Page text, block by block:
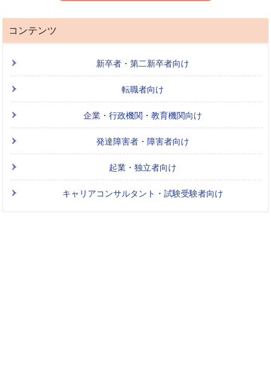
コンテンツ
新卒者・第二新卒者向け
転職者向け
企業・行政機関・教育機関向け
発達障害者・障害者向け
起業・独立者向け
キャリアコンサルタント・試験受験者向け